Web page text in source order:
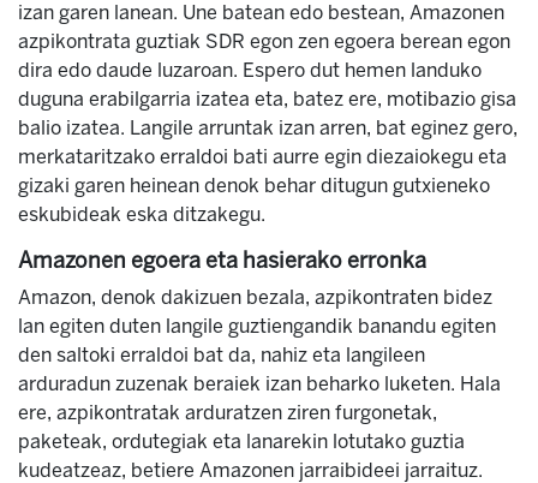
izan garen lanean. Une batean edo bestean, Amazonen
azpikontrata guztiak SDR egon zen egoera berean egon
dira edo daude luzaroan. Espero dut hemen landuko
duguna erabilgarria izatea eta, batez ere, motibazio gisa
balio izatea. Langile arruntak izan arren, bat eginez gero,
merkataritzako erraldoi bati aurre egin diezaiokegu eta
gizaki garen heinean denok behar ditugun gutxieneko
eskubideak eska ditzakegu.
Amazonen egoera eta hasierako erronka
Amazon, denok dakizuen bezala, azpikontraten bidez
lan egiten duten langile guztiengandik banandu egiten
den saltoki erraldoi bat da, nahiz eta langileen
arduradun zuzenak beraiek izan beharko luketen. Hala
ere, azpikontratak arduratzen ziren furgonetak,
paketeak, ordutegiak eta lanarekin lotutako guztia
kudeatzeaz, betiere Amazonen jarraibideei jarraituz.